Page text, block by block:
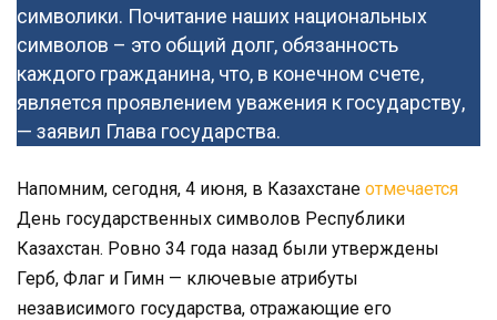
символики. Почитание наших национальных
символов – это общий долг, обязанность
каждого гражданина, что, в конечном счете,
является проявлением уважения к государству,
— заявил Глава государства.
Напомним, сегодня, 4 июня, в Казахстане отмечается
День государственных символов Республики
Казахстан. Ровно 34 года назад были утверждены
Герб, Флаг и Гимн — ключевые атрибуты
независимого государства, отражающие его